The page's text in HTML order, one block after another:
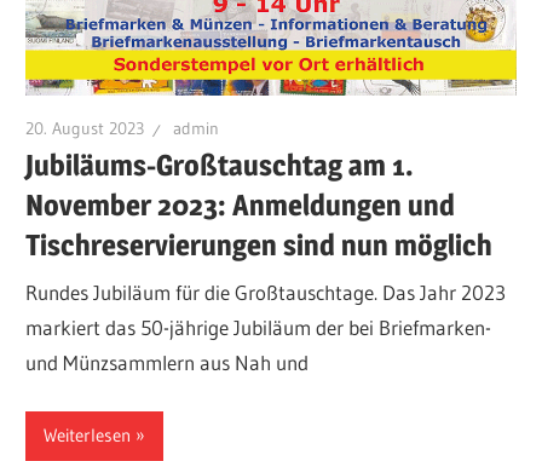
20. August 2023 admin
Jubiläums-Großtauschtag am 1.
November 2023: Anmeldungen und
Tischreservierungen sind nun möglich
Rundes Jubiläum für die Großtauschtage. Das Jahr 2023
markiert das 50-jährige Jubiläum der bei Briefmarken-
und Münzsammlern aus Nah und
Weiterlesen